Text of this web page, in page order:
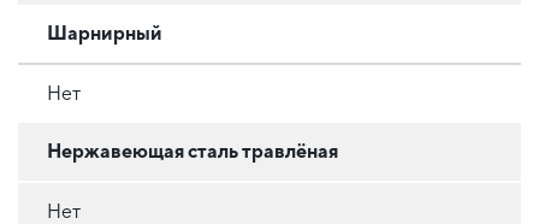
Шарнирный
Нет
Нержавеющая сталь травлёная
Нет